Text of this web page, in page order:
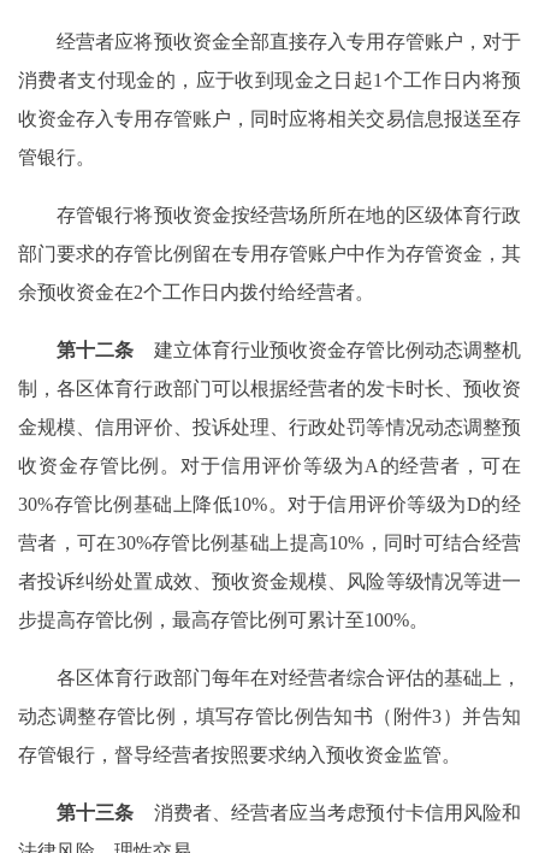
经营者应将预收资金全部直接存入专用存管账户，对于
消费者支付现金的，应于收到现金之日起1个工作日内将预
收资金存入专用存管账户，同时应将相关交易信息报送至存
管银行。
存管银行将预收资金按经营场所所在地的区级体育行政
部门要求的存管比例留在专用存管账户中作为存管资金，其
余预收资金在2个工作日内拨付给经营者。
第十二条 建立体育行业预收资金存管比例动态调整机
制，各区体育行政部门可以根据经营者的发卡时长、预收资
金规模、信用评价、投诉处理、行政处罚等情况动态调整预
收资金存管比例。对于信用评价等级为A的经营者，可在
30%存管比例基础上降低10%。对于信用评价等级为D的经
营者，可在30%存管比例基础上提高10%，同时可结合经营
者投诉纠纷处置成效、预收资金规模、风险等级情况等进一
步提高存管比例，最高存管比例可累计至100%。
各区体育行政部门每年在对经营者综合评估的基础上，
动态调整存管比例，填写存管比例告知书（附件3）并告知
存管银行，督导经营者按照要求纳入预收资金监管。
第十三条 消费者、经营者应当考虑预付卡信用风险和